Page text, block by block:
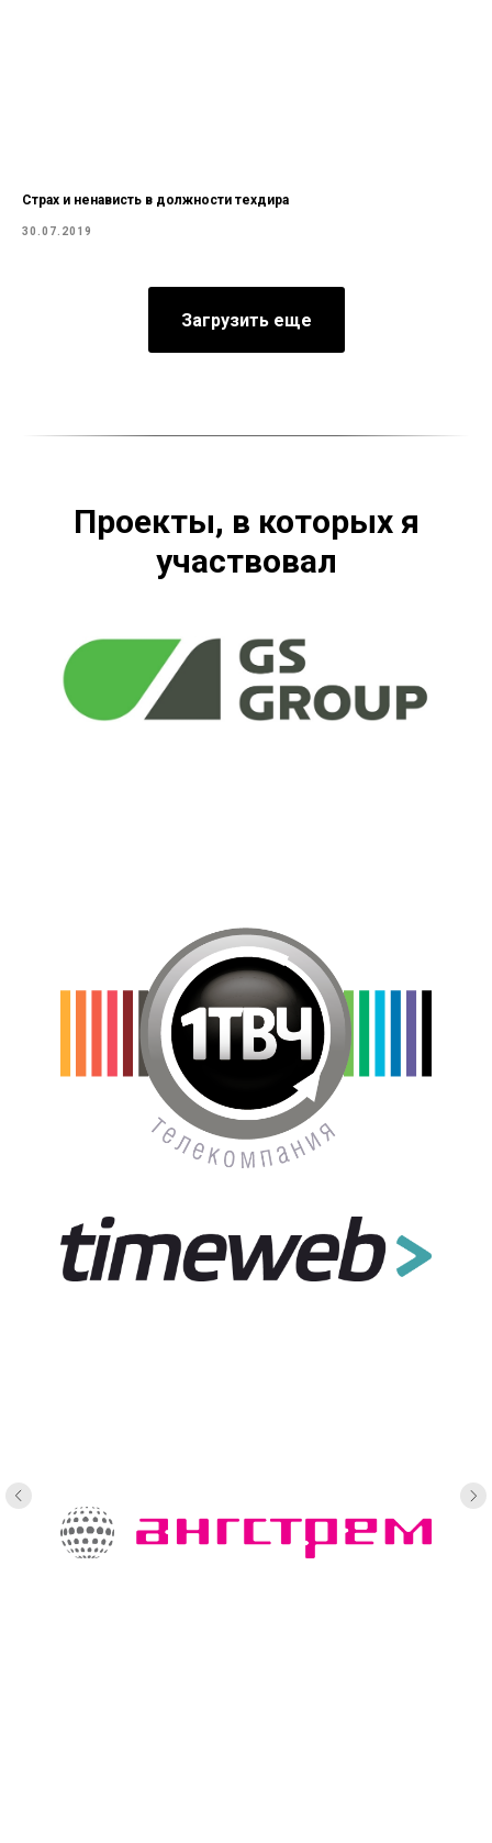
Страх и ненависть в должности техдира
30.07.2019
Загрузить еще
Проекты, в которых я
участвовал